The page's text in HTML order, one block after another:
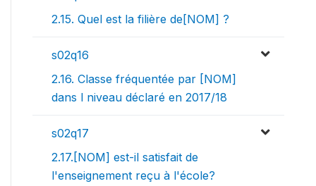
2.15. Quel est la filière de[NOM] ?
s02q16
2.16. Classe fréquentée par [NOM]
dans l niveau déclaré en 2017/18
s02q17
2.17.[NOM] est-il satisfait de
l'enseignement reçu à l'école?